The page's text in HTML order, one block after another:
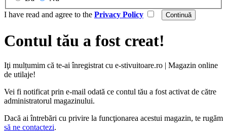
I have read and agree to the Privacy Policy
Contul tău a fost creat!
Iţi mulțumim că te-ai înregistrat cu e-stivuitoare.ro | Magazin online
de utilaje!
Vei fi notificat prin e-mail odată ce contul tău a fost activat de către
administratorul magazinului.
Dacă ai întrebări cu privire la funcţionarea acestui magazin, te rugăm
să ne contactezi.